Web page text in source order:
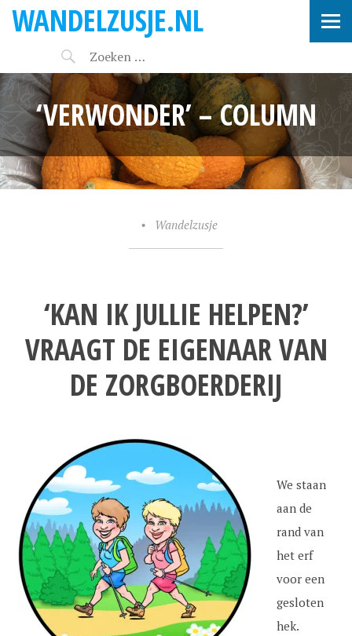
WANDELZUSJE.NL
‘VERWONDER’ – COLUMN
• Wandelzusje
‘KAN IK JULLIE HELPEN?’
VRAAGT DE EIGENAAR VAN
DE ZORGBOERDERIJ
We staan
aan de
rand van
het erf
voor een
gesloten
hek.